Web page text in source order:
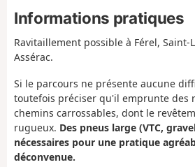
Informations pratiques
Ravitaillement possible à Férel, Saint-
Assérac.
Si le parcours ne présente aucune
toutefois préciser qu'il emprunte des
chemins carrossables, dont le
rugueux. Des pneus large (VTC,
nécessaires pour une pratique
déconvenue.